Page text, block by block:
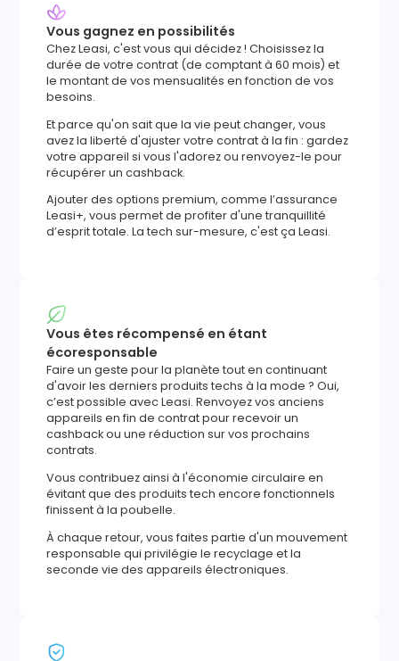
Vous gagnez en possibilités
Chez Leasi, c'est vous qui décidez ! Choisissez la
durée de votre contrat (de comptant à 60 mois) et
le montant de vos mensualités en fonction de vos
besoins.
Et parce qu'on sait que la vie peut changer, vous
avez la liberté d'ajuster votre contrat à la fin : gardez
votre appareil si vous l'adorez ou renvoyez-le pour
récupérer un cashback.
Ajouter des options premium, comme l’assurance
Leasi+, vous permet de profiter d'une tranquillité
d’esprit totale. La tech sur-mesure, c'est ça Leasi.
Vous êtes récompensé en étant
écoresponsable
Faire un geste pour la planète tout en continuant
d'avoir les derniers produits techs à la mode ? Oui,
c’est possible avec Leasi. Renvoyez vos anciens
appareils en fin de contrat pour recevoir un
cashback ou une réduction sur vos prochains
contrats.
Vous contribuez ainsi à l'économie circulaire en
évitant que des produits tech encore fonctionnels
finissent à la poubelle.
À chaque retour, vous faites partie d'un mouvement
responsable qui privilégie le recyclage et la
seconde vie des appareils électroniques.